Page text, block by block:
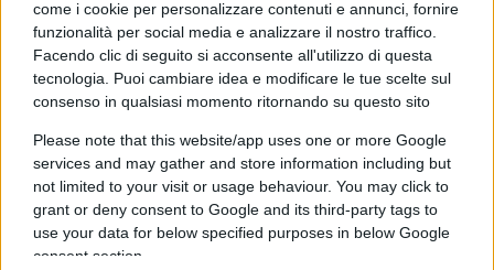
come i cookie per personalizzare contenuti e annunci, fornire
funzionalità per social media e analizzare il nostro traffico.
Facendo clic di seguito si acconsente all'utilizzo di questa
tecnologia. Puoi cambiare idea e modificare le tue scelte sul
consenso in qualsiasi momento ritornando su questo sito
Please note that this website/app uses one or more Google
services and may gather and store information including but
not limited to your visit or usage behaviour. You may click to
grant or deny consent to Google and its third-party tags to
use your data for below specified purposes in below Google
consent section.
essere utilizzato per fare la guerra a un governo di
colore diverso dal rosso.
Leggi anche:
Meglio 9 milioni per il resort dei poliziotti che i
miliardi buttati nel business dei migranti